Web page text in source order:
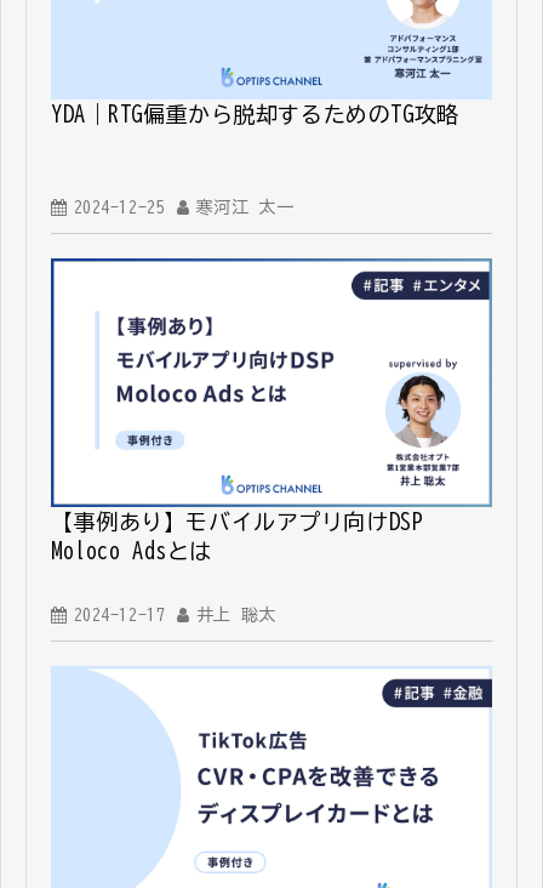
YDA｜RTG偏重から脱却するためのTG攻略
2024-12-25 寒河江 太一
【事例あり】モバイルアプリ向けDSP
Moloco Adsとは
2024-12-17 井上 聡太